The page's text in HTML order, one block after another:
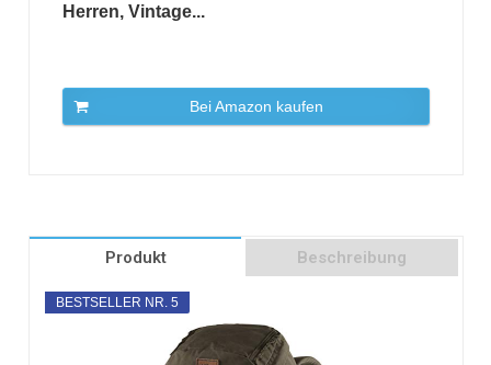
Herren, Vintage...
Bei Amazon kaufen
Produkt Beschreibung
BESTSELLER NR. 5